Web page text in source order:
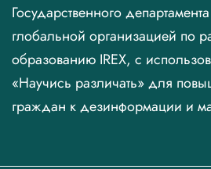
Государственного
глобальной организацией по
образованию IREX, с
«Научись различать» для
граждан к дезинформации и